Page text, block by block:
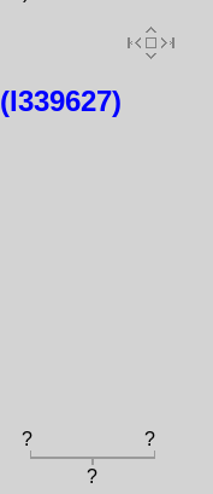
?
?
?